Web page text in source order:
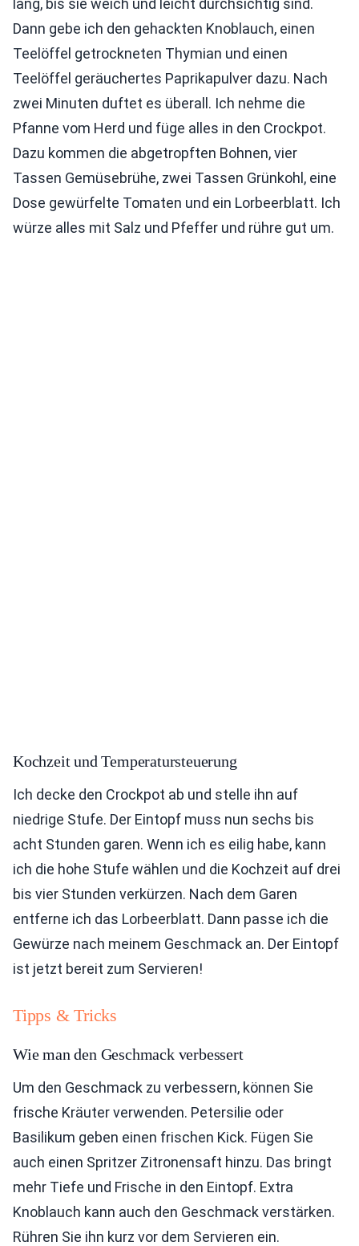
lang, bis sie weich und leicht durchsichtig sind.
Dann gebe ich den gehackten Knoblauch, einen
Teelöffel getrockneten Thymian und einen
Teelöffel geräuchertes Paprikapulver dazu. Nach
zwei Minuten duftet es überall. Ich nehme die
Pfanne vom Herd und füge alles in den Crockpot.
Dazu kommen die abgetropften Bohnen, vier
Tassen Gemüsebrühe, zwei Tassen Grünkohl, eine
Dose gewürfelte Tomaten und ein Lorbeerblatt. Ich
würze alles mit Salz und Pfeffer und rühre gut um.
Kochzeit und Temperatursteuerung
Ich decke den Crockpot ab und stelle ihn auf
niedrige Stufe. Der Eintopf muss nun sechs bis
acht Stunden garen. Wenn ich es eilig habe, kann
ich die hohe Stufe wählen und die Kochzeit auf drei
bis vier Stunden verkürzen. Nach dem Garen
entferne ich das Lorbeerblatt. Dann passe ich die
Gewürze nach meinem Geschmack an. Der Eintopf
ist jetzt bereit zum Servieren!
Tipps & Tricks
Wie man den Geschmack verbessert
Um den Geschmack zu verbessern, können Sie
frische Kräuter verwenden. Petersilie oder
Basilikum geben einen frischen Kick. Fügen Sie
auch einen Spritzer Zitronensaft hinzu. Das bringt
mehr Tiefe und Frische in den Eintopf. Extra
Knoblauch kann auch den Geschmack verstärken.
Rühren Sie ihn kurz vor dem Servieren ein.